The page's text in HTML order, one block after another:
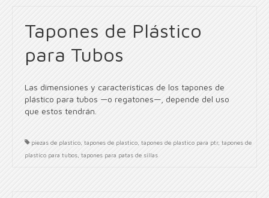
Tapones de Plástico
para Tubos
Las dimensiones y características de los tapones de
plástico para tubos —o regatones—, depende del uso
que estos tendrán.
piezas de plastico tapones de plastico tapones de plastico para ptr, tapones de
plastico para tubos tapones para patas de sillas